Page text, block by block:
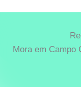
Mora em Campo